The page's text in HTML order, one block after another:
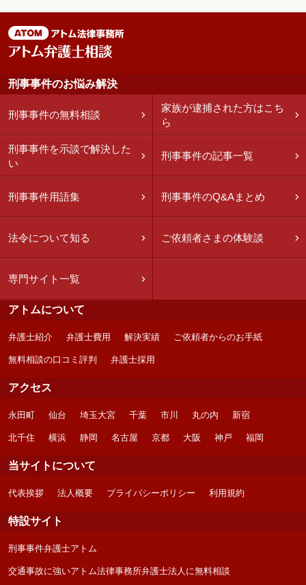
刑事事件のお悩み解決
刑事事件の無料相談
家族が逮捕された方はこち
ら
刑事事件を示談で解決した
い
刑事事件の記事一覧
刑事事件用語集 刑事事件のQ&Aまとめ
法令について知る ご依頼者さまの体験談
専門サイト一覧
アトムについて
弁護士紹介 弁護士費用 解決実績 ご依頼者からのお手紙
無料相談の口コミ評判 弁護士採用
アクセス
永田町 仙台 埼玉大宮 千葉 市川 丸の内 新宿
北千住 横浜 静岡 名古屋 京都 大阪 神戸 福岡
当サイトについて
代表挨拶 法人概要 プライバシーポリシー 利用規約
特設サイト
刑事事件弁護士アトム
交通事故に強いアトム法律事務所弁護士法人に無料相談